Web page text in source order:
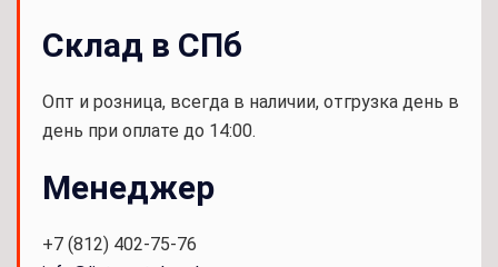
Склад в СПб
Опт и розница, всегда в наличии, отгрузка день в
день при оплате до 14:00.
Менеджер
+7 (812) 402-75-76